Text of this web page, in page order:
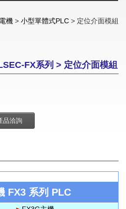
機 > 小型單體式PLC > 定位介面模組
FX系列 > 定位介面模組
品洽詢
FX3 系列 PLC